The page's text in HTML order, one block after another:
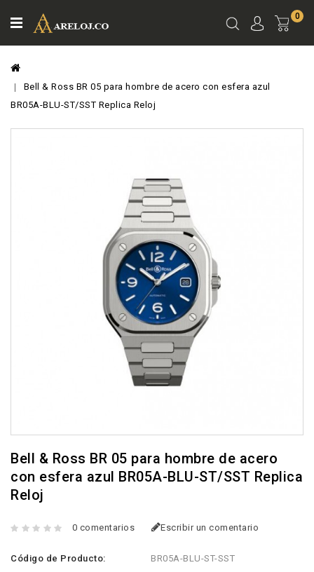
0
Bell & Ross BR 05 para hombre de acero con esfera azul
BR05A-BLU-ST/SST Replica Reloj
Bell & Ross BR 05 para hombre de acero
con esfera azul BR05A-BLU-ST/SST Replica
Reloj
0 comentarios Escribir un comentario
Código de Producto:
BR05A-BLU-ST-SST